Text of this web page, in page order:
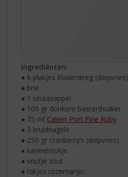
Ingrediënten:
● 6 plakjes bladerdeeg (diepvries)
● brie
● 1 sinaasappel
● 100 gr donkere basterdsuiker
● 75 ml Calem Port Fine Ruby
● 3 kruidnagels
● 250 gr cranberry’s (diepvries)
● kaneelstokje
● snufje zout
● takjes rozemarijn.